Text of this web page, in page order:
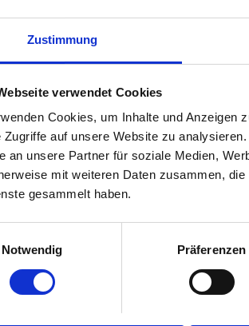
Zustimmung
verwendet Cookies
Cookies, um Inhalte und Anzeigen
Zugriffe auf unsere Website zu
an unsere Partner für soziale Medien,
mit weiteren Daten zusammen,
gesammelt haben.
Notwendig
Präferenzen
und für was benötige ich es?
benötigt?
NOCH
+49